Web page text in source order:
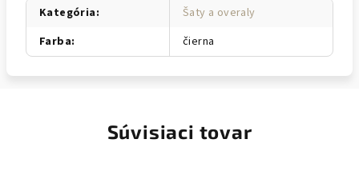
Kategória:
Šaty a overaly
Farba: čierna
Súvisiaci tovar